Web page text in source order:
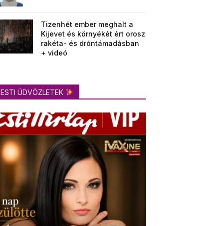
Tizenhét ember meghalt a
Kijevet és környékét ért orosz
rakéta- és dróntámadásban
+ videó
ESTI ÜDVÖZLETEK